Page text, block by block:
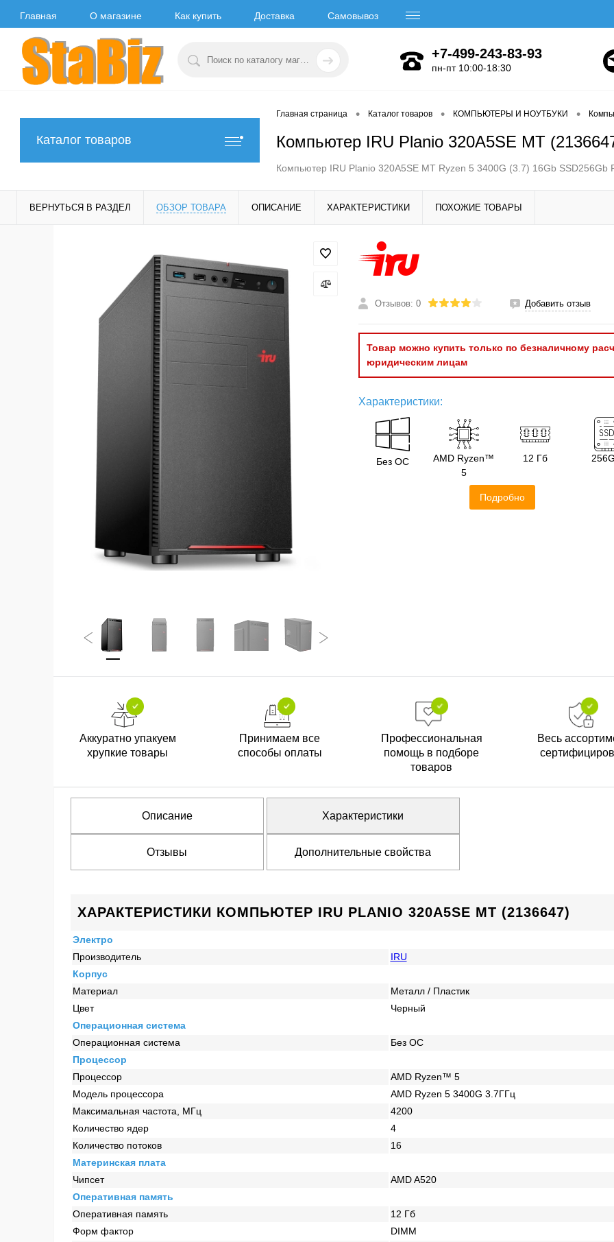
Главная О магазине Как купить Доставка Самовывоз
+7-499-243-83-93
пн-пт 10:00-18:30
Каталог товаров
Главная страница • Каталог товаров • КОМПЬЮТЕРЫ И НОУТБУКИ •
Компьютер IRU Planio 320A5SE MT
Компьютер IRU Planio 320A5SE MT Ryzen 5 3400G (3.7) 16Gb
ВЕРНУТЬСЯ В РАЗДЕЛ ОБЗОР ТОВАРА ОПИСАНИЕ ХАРАКТЕРИСТИКИ ПОХОЖИЕ ТОВАРЫ
Отзывов: 0 Добавить отзыв
Товар можно купить только по безналичному
юридическим лицам
Характеристики:
Без ОС
AMD Ryzen™
5
12 Гб
Подробно
Аккуратно упакуем
хрупкие товары
Принимаем все
способы оплаты
Профессиональная
помощь в подборе
товаров
Весь
Описание Характеристики
Отзывы Дополнительные свойства
ХАРАКТЕРИСТИКИ КОМПЬЮТЕР IRU PLANIO 320A5SE MT (2136647)
Электро
Производитель
IRU
Корпус
Материал
Металл / Пластик
Цвет
Черный
Операционная система
Операционная система
Без ОС
Процессор
Процессор
AMD Ryzen™ 5
Модель процессора
AMD Ryzen 5 3400G 3.7ГГц
Максимальная частота, МГц
4200
Количество ядер
4
Количество потоков
16
Материнская плата
Чипсет
AMD A520
Оперативная память
Оперативная память
12 Гб
Форм фактор
DIMM